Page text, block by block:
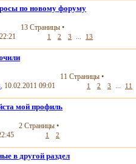
по новому форуму
13 Страницы •
1 2 3 13
, 10.02.2011 09:01
11 Страницы •
1 2 3 11
мой профиль
2 Страницы •
1 2
в другой раздел